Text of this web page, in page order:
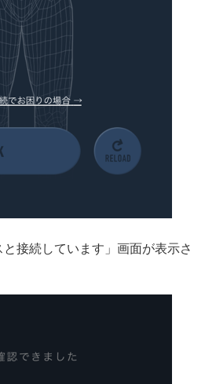
接続しています」画面が表示さ